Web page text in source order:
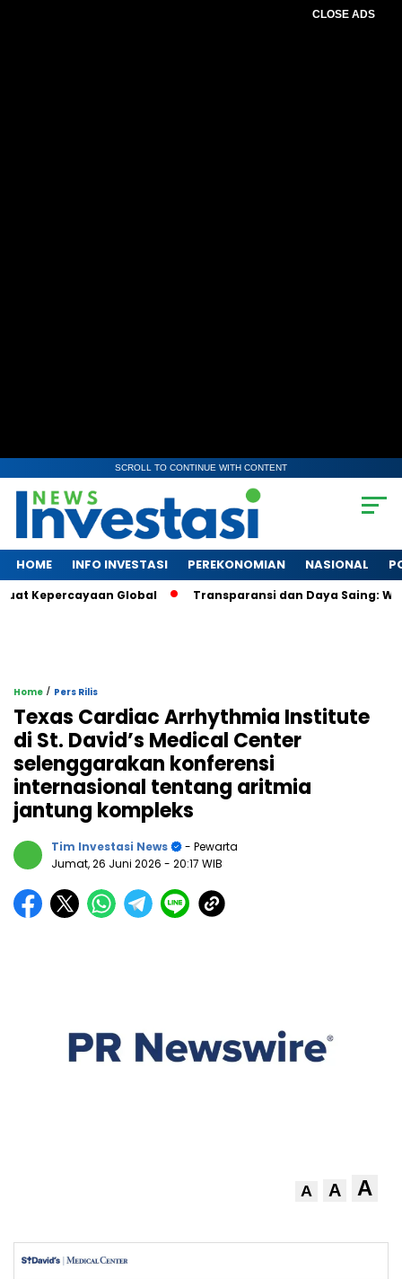
CLOSE ADS
SCROLL TO CONTINUE WITH CONTENT
HOME INFO INVESTASI PEREKONOMIAN NASIONAL
Global Transparansi dan Daya Saing: Wajah
Home / Pers Rilis
Texas Cardiac Arrhythmia Institute
di St. David’s Medical Center
selenggarakan konferensi
internasional tentang aritmia
jantung kompleks
Tim Investasi News
- Pewarta
Jumat, 26 Juni 2026 - 20:17 WIB
A A A